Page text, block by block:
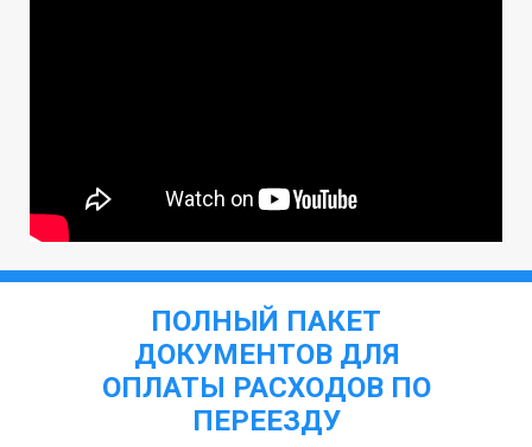
ПОЛНЫЙ ПАКЕТ
ДОКУМЕНТОВ ДЛЯ
ОПЛАТЫ РАСХОДОВ ПО
ПЕРЕЕЗДУ